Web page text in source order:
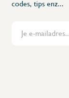
codes, tips enz...